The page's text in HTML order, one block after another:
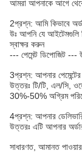
আমরা আপনাকে আগে
2প্রশ্ন: আমি কিভাবে
উঃ আপনি যে আইটেমগুলি
স্বাক্ষর করুন
--- পেমেন্ট ডিপোজিট ---
3প্রশ্ন: আপনার
উত্তরঃ টি/টি, এল/সি,
30%-50% অগ্রিম
4প্রশ্ন: আপনার
উত্তরঃ এটি আপনার
সাধারণত, আমানত